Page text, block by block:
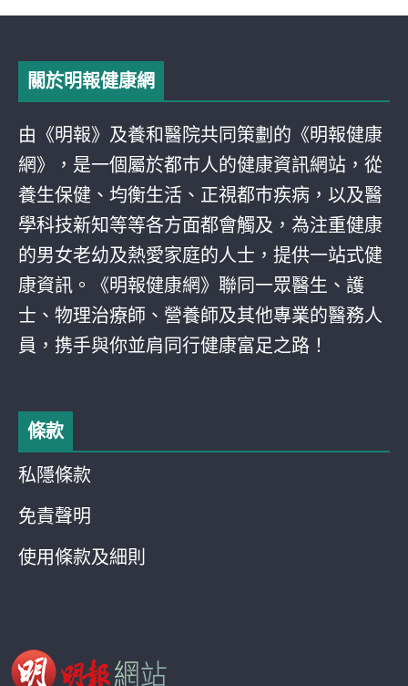
關於明報健康網
由《明報》及養和醫院共同策劃的《明報健康
網》，是一個屬於都巿人的健康資訊網站，從
養生保健、均衡生活、正視都巿疾病，以及醫
學科技新知等等各方面都會觸及，為注重健康
的男女老幼及熱愛家庭的人士，提供一站式健
康資訊。《明報健康網》聯同一眾醫生、護
士、物理治療師、營養師及其他專業的醫務人
員，携手與你並肩同行健康富足之路！
條款
私隱條款
免責聲明
使用條款及細則